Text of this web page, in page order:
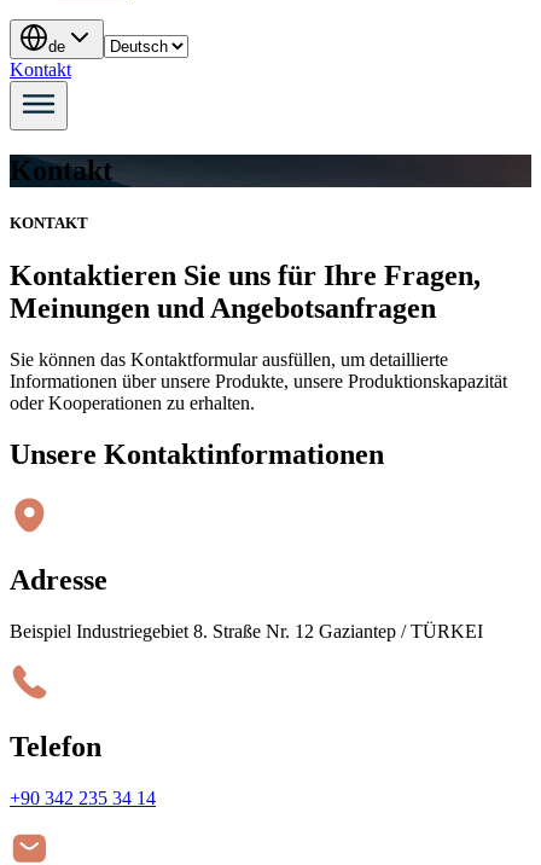
de
Kontakt
Kontakt
KONTAKT
Kontaktieren Sie uns für Ihre Fragen,
Meinungen und Angebotsanfragen
Sie können das Kontaktformular ausfüllen, um detaillierte
Informationen über unsere Produkte, unsere Produktionskapazität
oder Kooperationen zu erhalten.
Unsere Kontaktinformationen
Adresse
Beispiel Industriegebiet 8. Straße Nr. 12 Gaziantep / TÜRKEI
Telefon
+90 342 235 34 14